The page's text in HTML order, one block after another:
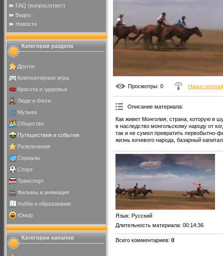
FAQ (вопрос/ответ)
Видео
Новости
Категории раздела
Другое
Компьютерные игры
Красота и здоровье
Люди и блоги
Музыка
Общество
Путешествия и события
Развлечения
Сериалы
Спорт
Транспорт
Фильмы и анимация
Хобби и образование
Юмор
Категории каналов
Просмотры: 0 Наша
Описание материала:
Как живет Монголия, страна, которую в
в наследство монгольскому народу от
так и не сумел превратить первобытно-
жизнь кочевого народа, базарный
Язык: Русский
Длительность материала: 00:14:36
Всего комментариев: 0